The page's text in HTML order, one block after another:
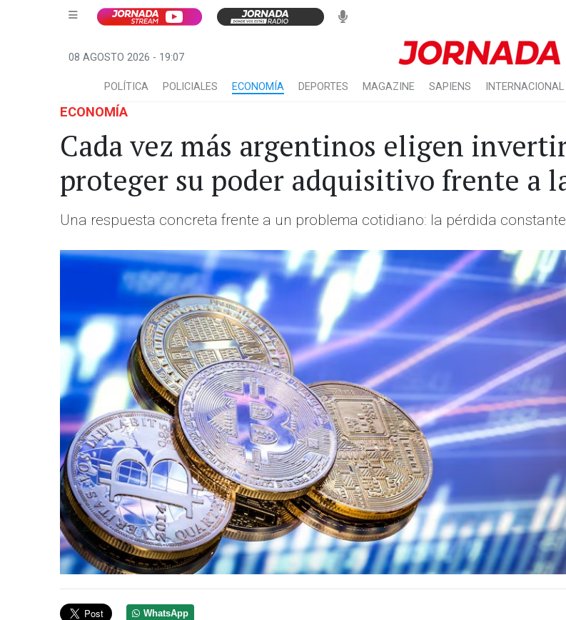
08 AGOSTO 2026 - 19:07
POLÍTICA POLICIALES ECONOMÍA DEPORTES MAGAZINE SAPIENS INTERNACIONAL
ECONOMÍA
Cada vez más argentinos eligen
proteger su poder adquisitivo frente a
Una respuesta concreta frente a un problema cotidiano: la pérdida
WhatsApp